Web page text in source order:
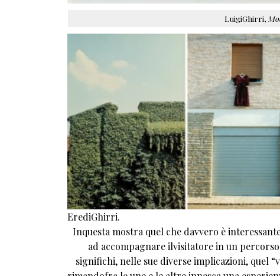
LuigiGhirri,
ErediGhirri.
Inquesta mostra quel che davvero è
ad accompagnare ilvisitatore in un
significhi, nelle sue diverse implicazioni, quel